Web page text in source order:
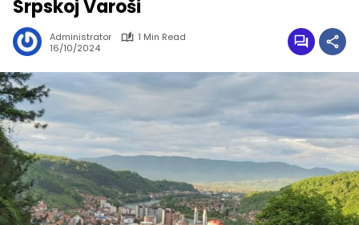
Srpskoj Varoši
Administrator
1 Min Read
16/10/2024